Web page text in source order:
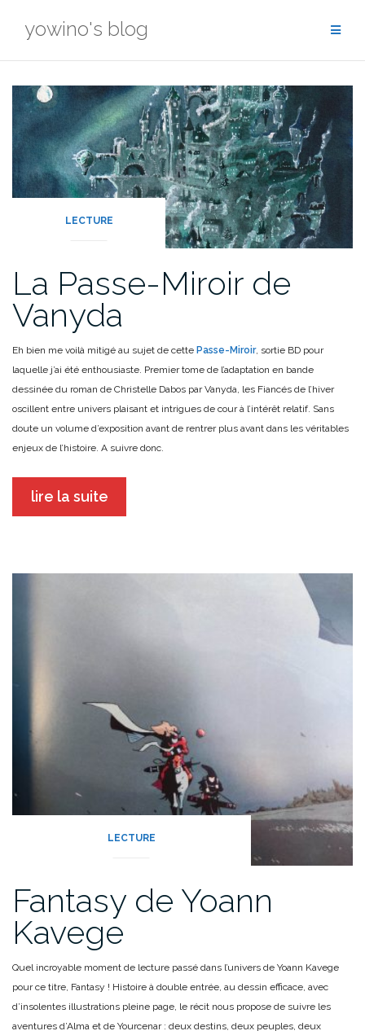
yowino's blog
LECTURE
La Passe-Miroir de
Vanyda
Eh bien me voilà mitigé au sujet de cette Passe-Miroir, sortie BD pour
laquelle j’ai été enthousiaste. Premier tome de l’adaptation en bande
dessinée du roman de Christelle Dabos par Vanyda, les Fiancés de l’hiver
oscillent entre univers plaisant et intrigues de cour à l’intérêt relatif. Sans
doute un volume d’exposition avant de rentrer plus avant dans les véritables
enjeux de l’histoire. A suivre donc.
lire la suite
LECTURE
Fantasy de Yoann
Kavege
Quel incroyable moment de lecture passé dans l’univers de Yoann Kavege
pour ce titre, Fantasy ! Histoire à double entrée, au dessin efficace, avec
d’insolentes illustrations pleine page, le récit nous propose de suivre les
aventures d’Alma et de Yourcenar : deux destins, deux peuples, deux